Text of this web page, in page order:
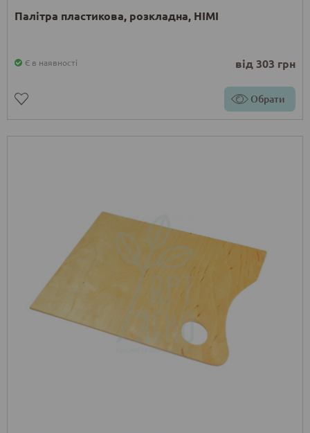
Палітра пластикова, розкладна, HIMI
Є в наявності від 303 грн
Обрати